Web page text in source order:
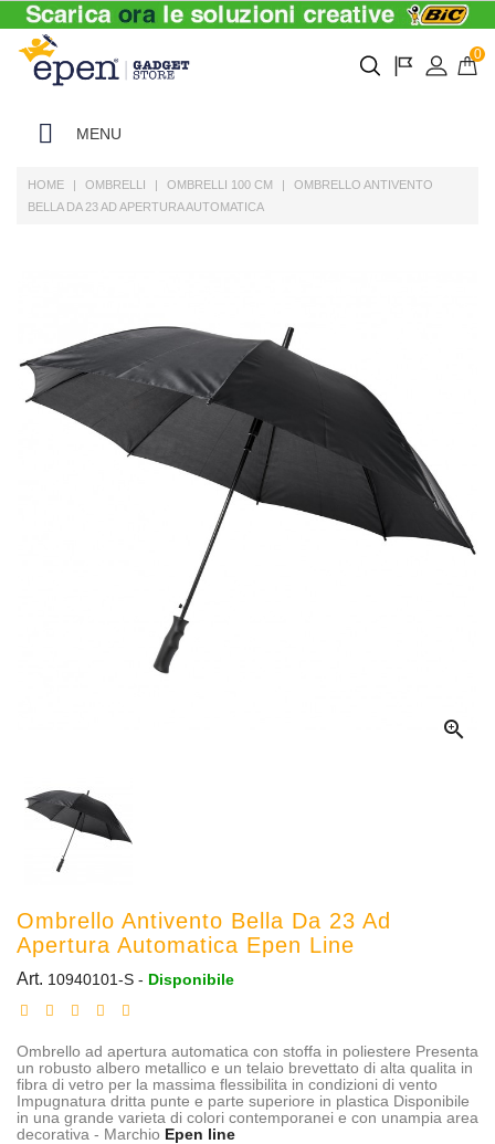
0
MENU
HOME OMBRELLI OMBRELLI 100 CM
OMBRELLO ANTIVENTO
BELLA DA 23 AD APERTURA AUTOMATICA

Ombrello Antivento Bella Da 23 Ad
Apertura Automatica Epen Line
Art. 10940101-S - Disponibile
Ombrello ad apertura automatica con stoffa in poliestere Presenta
un robusto albero metallico e un telaio brevettato di alta qualita in
fibra di vetro per la massima flessibilita in condizioni di vento
Impugnatura dritta punte e parte superiore in plastica Disponibile
in una grande varieta di colori contemporanei e con unampia area
decorativa - Marchio Epen line